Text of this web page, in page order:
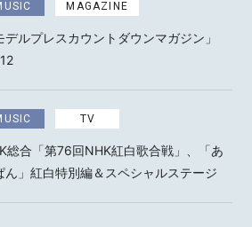
MAGAZINE
デルプレスカウントダウンマガジン」
TV
総合「第76回NHK紅白歌合戦」、「あ
ん」紅白特別編＆スペシャルステージ